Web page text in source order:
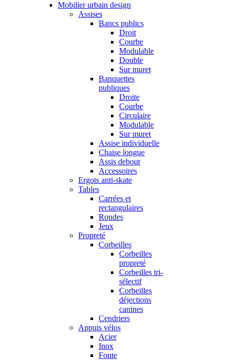
Mobilier urbain design
Assises
Bancs publics
Droit
Courbe
Modulable
Double
Sur muret
Banquettes
publiques
Droite
Courbe
Circulaire
Modulable
Sur muret
Assise individuelle
Chaise longue
Assis debout
Accessoires
Ergots anti-skate
Tables
Carrées et
rectangulaires
Rondes
Jeux
Propreté
Corbeilles
Corbeilles
propreté
Corbeilles tri-
sélectif
Corbeilles
déjections
canines
Cendriers
Appuis vélos
Acier
Inox
Fonte